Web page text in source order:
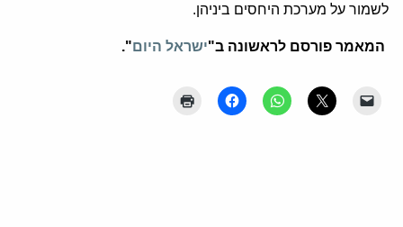
לשמור על מערכת היחסים ביניהן.
המאמר פורסם לראשונה ב"ישראל היום".